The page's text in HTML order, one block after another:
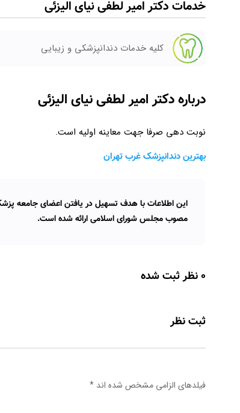
خدمات دکتر امیر لطفی نیای الیزئی
کلیه خدمات دندانپزشکی و زیبایی
درباره دکتر امیر لطفی نیای الیزئی
نوبت دهی صرفا جهت معاینه اولیه است.
بهترین دندانپزشک غرب تهران
این اطلاعات با هدف تسهیل در یافتن اعضای جامعه
مصوب مجلس شورای اسلامی ارائه شده است.
0 نظر ثبت شده
ثبت نظر
فیلدهای الزامی مشخص شده اند *